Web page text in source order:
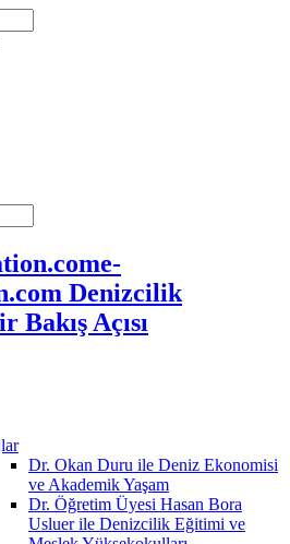
e-
Denizcilik
Açısı
Dr. Okan Duru ile Deniz Ekonomisi
ve Akademik Yaşam
Dr. Öğretim Üyesi Hasan Bora
Usluer ile Denizcilik Eğitimi ve